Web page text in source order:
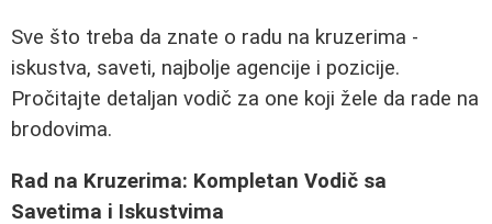
Sve što treba da znate o radu na kruzerima -
iskustva, saveti, najbolje agencije i pozicije.
Pročitajte detaljan vodič za one koji žele da rade na
brodovima.
Rad na Kruzerima: Kompletan Vodič sa
Savetima i Iskustvima